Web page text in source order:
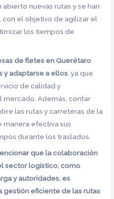
nuevas rutas y se han
el objetivo de agilizar el
los tiempos de
de fletes en Querétaro
y adaptarse a ellos, ya que
de calidad y
Además, contar
las rutas y carreteras de la
manera efectiva sus
durante los traslados.
que la colaboración
sector logístico, como
y autoridades, es
gestión eficiente de las rutas